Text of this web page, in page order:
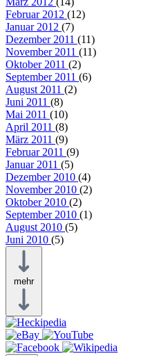
Februar 2012 (12)
Januar 2012 (7)
Dezember 2011 (11)
November 2011 (11)
Oktober 2011 (2)
September 2011 (6)
August 2011 (2)
Juni 2011 (8)
Mai 2011 (10)
April 2011 (8)
März 2011 (9)
Februar 2011 (9)
Januar 2011 (5)
Dezember 2010 (4)
November 2010 (2)
Oktober 2010 (2)
September 2010 (1)
August 2010 (5)
Juni 2010 (5)
mehr